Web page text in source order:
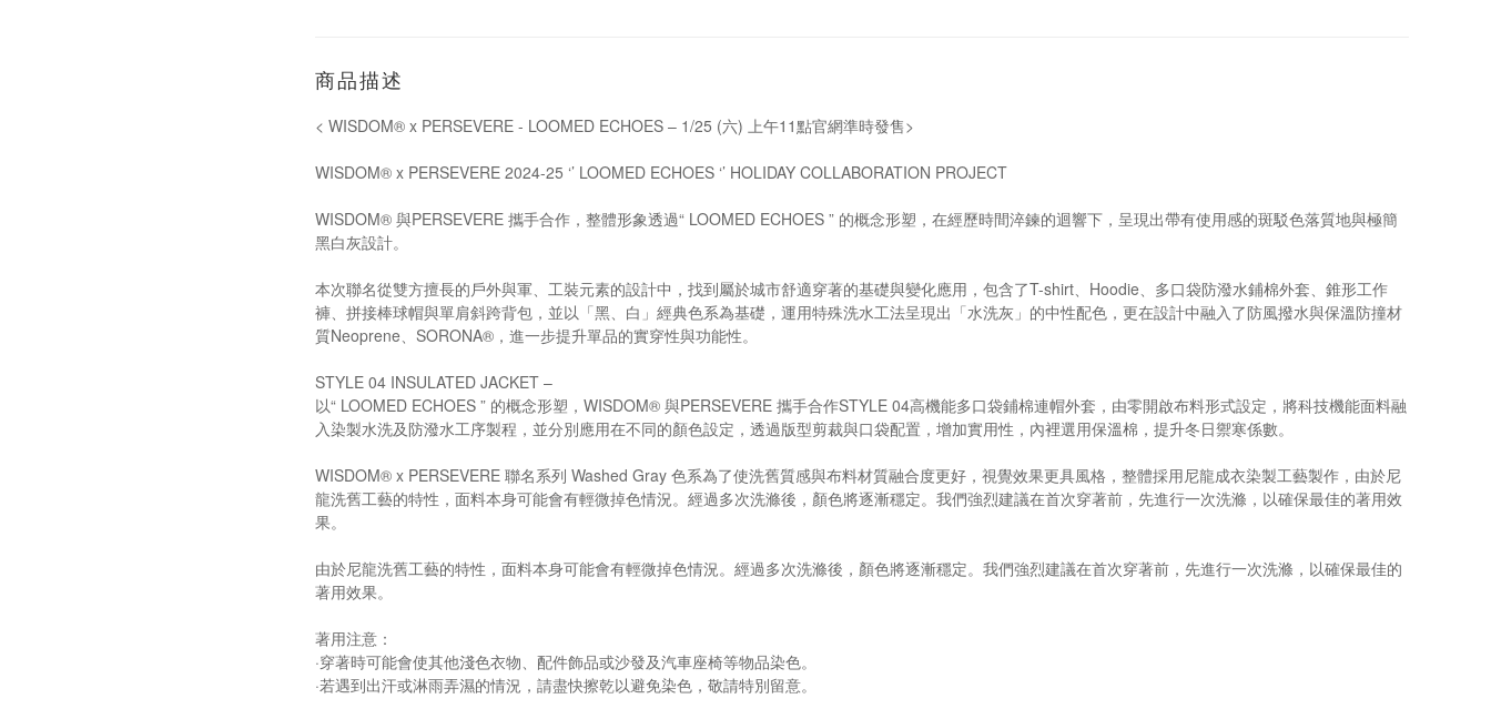
商品描述
< WISDOM® x PERSEVERE - LOOMED ECHOES – 1/25 (六) 上午11點官網準時發售>
WISDOM® x PERSEVERE 2024-25 ‘’ LOOMED ECHOES ‘’ HOLIDAY COLLABORATION PROJECT
WISDOM® 與PERSEVERE 攜手合作，整體形象透過“ LOOMED ECHOES ” 的概念形塑，在經歷時間淬鍊的迴響下，呈現出帶有使用感的斑駁色落質地與極簡
黑白灰設計。
本次聯名從雙方擅長的戶外與軍、工裝元素的設計中，找到屬於城市舒適穿著的基礎與變化應用，包含了T-shirt、Hoodie、多口袋防潑水鋪棉外套、錐形工作
褲、拼接棒球帽與單肩斜跨背包，並以「黑、白」經典色系為基礎，運用特殊洗水工法呈現出「水洗灰」的中性配色，更在設計中融入了防風撥水與保溫防撞材
質Neoprene、SORONA®，進一步提升單品的實穿性與功能性。
STYLE 04 INSULATED JACKET –
以“ LOOMED ECHOES ” 的概念形塑，WISDOM® 與PERSEVERE 攜手合作STYLE 04高機能多口袋鋪棉連帽外套，由零開啟布料形式設定，將科技機能面料融
入染製水洗及防潑水工序製程，並分別應用在不同的顏色設定，透過版型剪裁與口袋配置，增加實用性，內裡選用保溫棉，提升冬日禦寒係數。
WISDOM® x PERSEVERE 聯名系列 Washed Gray 色系為了使洗舊質感與布料材質融合度更好，視覺效果更具風格，整體採用尼龍成衣染製工藝製作，由於尼
龍洗舊工藝的特性，面料本身可能會有輕微掉色情況。經過多次洗滌後，顏色將逐漸穩定。我們強烈建議在首次穿著前，先進行一次洗滌，以確保最佳的著用效
果。
由於尼龍洗舊工藝的特性，面料本身可能會有輕微掉色情況。經過多次洗滌後，顏色將逐漸穩定。我們強烈建議在首次穿著前，先進行一次洗滌，以確保最佳的
著用效果。
著用注意：
·穿著時可能會使其他淺色衣物、配件飾品或沙發及汽車座椅等物品染色。
·若遇到出汗或淋雨弄濕的情況，請盡快擦乾以避免染色，敬請特別留意。